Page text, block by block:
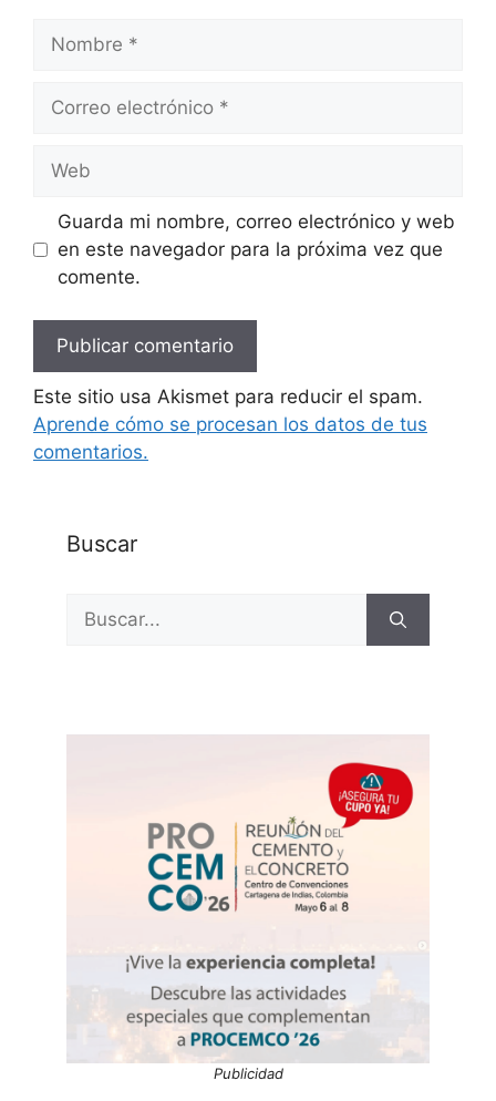
Nombre
Correo
Web
Guarda mi nombre, correo electrónico y web
en este navegador para la próxima vez que
comente.
Este sitio usa Akismet para reducir el spam.
Aprende cómo se procesan los datos de tus
comentarios.
Buscar
Buscar:
Publicidad